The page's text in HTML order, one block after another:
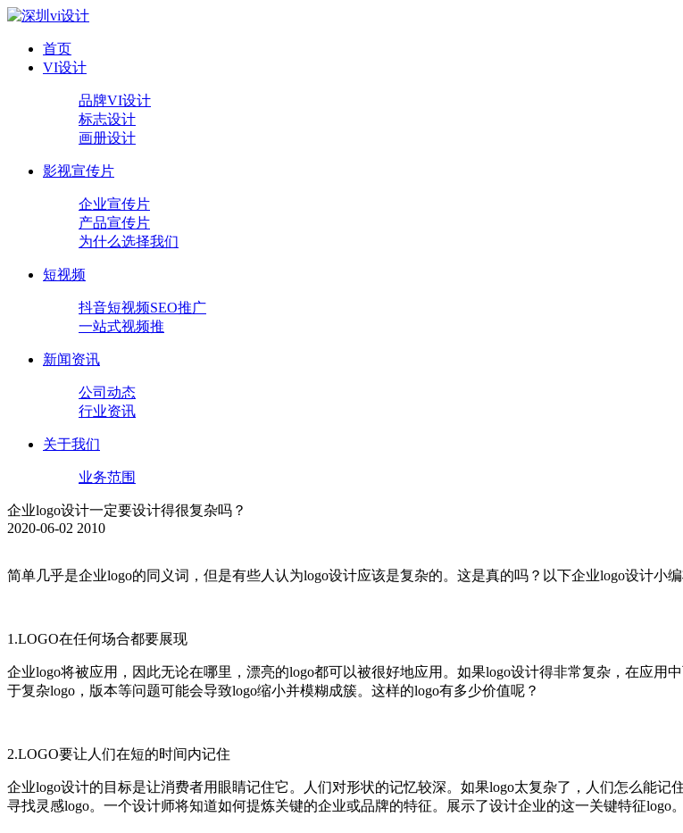
首页
VI设计
品牌VI设计
标志设计
画册设计
影视宣传片
企业宣传片
产品宣传片
为什么选择我们
短视频
抖音短视频SEO推广
一站式视频推
新闻资讯
公司动态
行业资讯
关于我们
业务范围
企业logo设计一定要设计得很复杂吗？
2020-06-02 2010
简单几乎是企业logo的同义词，但是有些人认为logo设计应该是复杂的。这是真的吗？以下企业logo设计小编
1.LOGO在任何场合都要展现
企业logo将被应用，因此无论在哪里，漂亮的logo都可以被很好地应用。如果logo设计得非常复杂，在应
于复杂logo，版本等问题可能会导致logo缩小并模糊成簇。这样的logo有多少价值呢？
2.LOGO要让人们在短的时间内记住
企业logo设计的目标是让消费者用眼睛记住它。人们对形状的记忆较深。如果logo太复杂了，人们怎么能
寻找灵感logo。一个设计师将知道如何提炼关键的企业或品牌的特征。展示了设计企业的这一关键特征logo。